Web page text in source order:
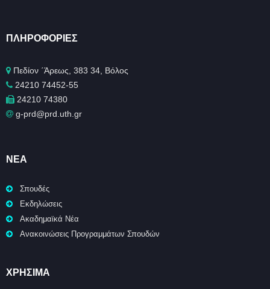
ΠΛΗΡΟΦΟΡΊΕΣ
Πεδίον ΄Άρεως, 383 34, Βόλος
24210 74452-55
24210 74380
g-prd@prd.uth.gr
ΝΈΑ
Σπουδές
Εκδηλώσεις
Ακαδημαϊκά Νέα
Ανακοινώσεις Προγραμμάτων Σπουδών
ΧΡΉΣΙΜΑ